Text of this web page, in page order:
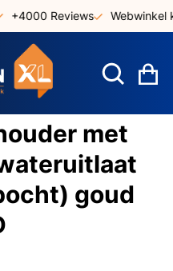
+4000 Reviews Webwinkel
met
goud